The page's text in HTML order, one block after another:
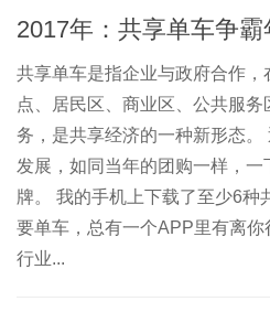
2017年：共享单车争霸
共享单车是指企业与政府合作
点、居民区、商业区、公共服
务，是共享经济的一种新形态
发展，如同当年的团购一样，
牌。 我的手机上下载了至少6种
要单车，总有一个APP里有离你
行业...